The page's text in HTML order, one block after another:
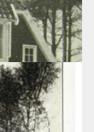
отелей и
Макса